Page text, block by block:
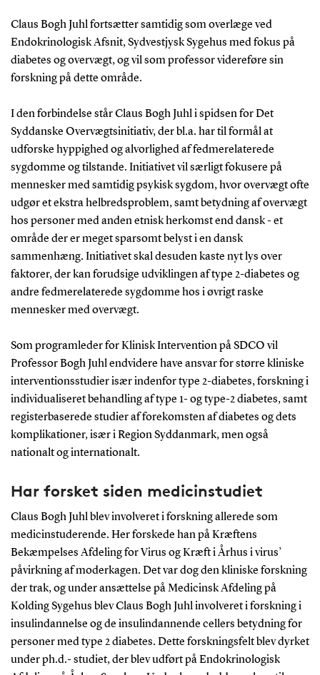
Claus Bogh Juhl fortsætter samtidig som overlæge ved
Endokrinologisk Afsnit, Sydvestjysk Sygehus med fokus på
diabetes og overvægt, og vil som professor videreføre sin
forskning på dette område.
I den forbindelse står Claus Bogh Juhl i spidsen for Det
Syddanske Overvægtsinitiativ, der bl.a. har til formål at
udforske hyppighed og alvorlighed af fedmerelaterede
sygdomme og tilstande. Initiativet vil særligt fokusere på
mennesker med samtidig psykisk sygdom, hvor overvægt ofte
udgør et ekstra helbredsproblem, samt betydning af overvægt
hos personer med anden etnisk herkomst end dansk - et
område der er meget sparsomt belyst i en dansk
sammenhæng. Initiativet skal desuden kaste nyt lys over
faktorer, der kan forudsige udviklingen af type 2-diabetes og
andre fedmerelaterede sygdomme hos i øvrigt raske
mennesker med overvægt.
Som programleder for Klinisk Intervention på SDCO vil
Professor Bogh Juhl endvidere have ansvar for større kliniske
interventionsstudier især indenfor type 2-diabetes, forskning i
individualiseret behandling af type 1- og type-2 diabetes, samt
registerbaserede studier af forekomsten af diabetes og dets
komplikationer, især i Region Syddanmark, men også
nationalt og internationalt.
Har forsket siden medicinstudiet
Claus Bogh Juhl blev involveret i forskning allerede som
medicinstuderende. Her forskede han på Kræftens
Bekæmpelses Afdeling for Virus og Kræft i Århus i virus’
påvirkning af moderkagen. Det var dog den kliniske forskning
der trak, og under ansættelse på Medicinsk Afdeling på
Kolding Sygehus blev Claus Bogh Juhl involveret i forskning i
insulindannelse og de insulindannende cellers betydning for
personer med type 2 diabetes. Dette forskningsfelt blev dyrket
under ph.d.- studiet, der blev udført på Endokrinologisk